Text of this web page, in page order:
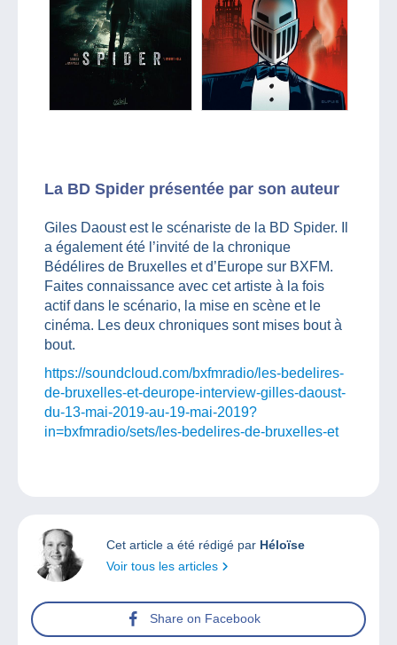
La BD Spider présentée par son auteur
Giles Daoust est le scénariste de la BD Spider. Il
a également été l’invité de la chronique
Bédélires de Bruxelles et d’Europe sur BXFM.
Faites connaissance avec cet artiste à la fois
actif dans le scénario, la mise en scène et le
cinéma. Les deux chroniques sont mises bout à
bout.
https://soundcloud.com/bxfmradio/les-bedelires-
de-bruxelles-et-deurope-interview-gilles-daoust-
du-13-mai-2019-au-19-mai-2019?
in=bxfmradio/sets/les-bedelires-de-bruxelles-et
Cet article a été rédigé par Héloïse
Voir tous les articles
Share on Facebook